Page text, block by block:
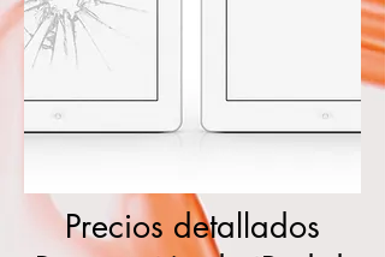
Precios detallados